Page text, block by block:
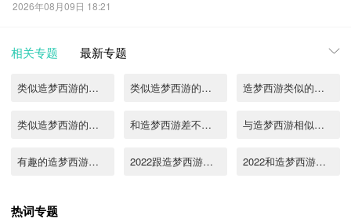
作的玩家，可前往九游app获取首发资格及
利平台，
2026年08月09日 18:21
相关专题 最新专题
类似造梦西游的手游有哪些 类似造梦西游的游戏推荐 造梦西游类似的手游有哪些
类似造梦西游的双人游戏有哪些 和造梦西游差不多的游戏有哪些 与造梦西游相似的游戏有没有
有趣的造梦西游类似的游戏 2022跟造梦西游差不多的游戏 2022和造梦西游相似的手游
热词专题